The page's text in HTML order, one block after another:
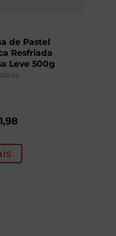
de Pastel
Resfriada
Leve 500g
,98